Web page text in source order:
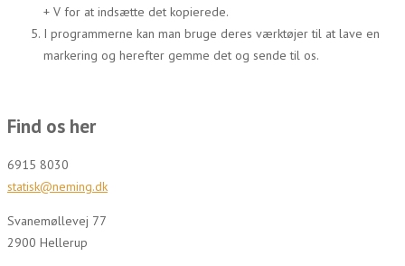
+ V for at indsætte det kopierede.
I programmerne kan man bruge deres værktøjer til at lave en
markering og herefter gemme det og sende til os.
Find os her
6915 8030
statisk@neming.dk
Svanemøllevej 77
2900 Hellerup